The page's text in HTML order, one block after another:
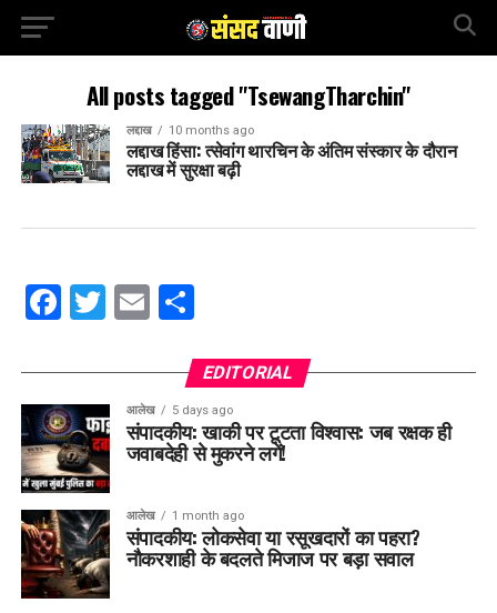
All posts tagged "TsewangTharchin"
लद्दाख 10 months ago
लद्दाख हिंसा: त्सेवांग थारचिन के अंतिम संस्कार के दौरान
लद्दाख में सुरक्षा बढ़ी
Facebook
Twitter
EmailShare
EDITORIAL
आलेख 5 days ago
संपादकीय: खाकी पर टूटता विश्वास: जब रक्षक ही
जवाबदेही से मुकरने लगें!
आलेख 1 month ago
संपादकीय: लोकसेवा या रसूखदारों का पहरा?
नौकरशाही के बदलते मिजाज पर बड़ा सवाल